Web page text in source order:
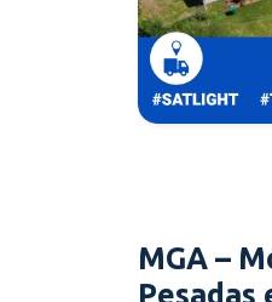
MGA –
Pesadas